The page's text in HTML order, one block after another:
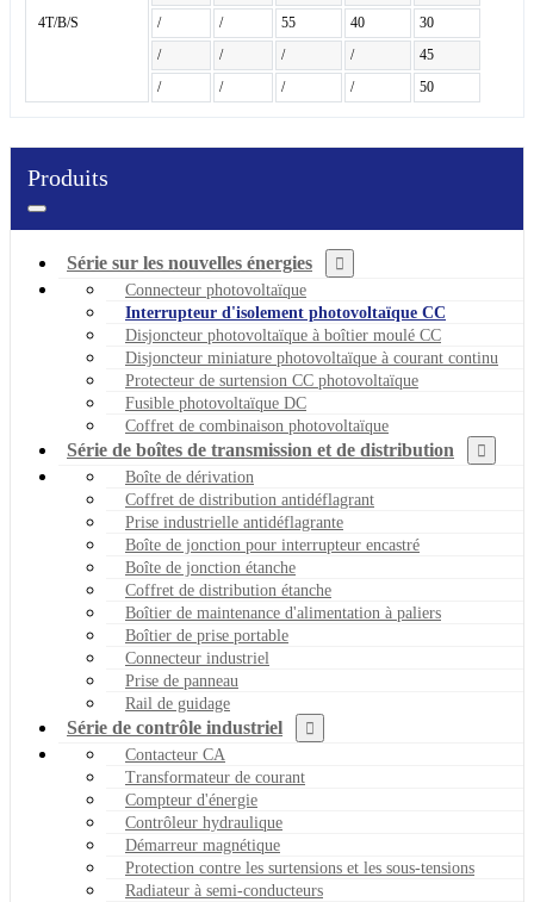
4T/B/S
/
/ 55 40
30
/
/ / /
45
/
/ / / 50
Produits
Série sur les nouvelles énergies
Connecteur photovoltaïque
Interrupteur d'isolement photovoltaïque CC
Disjoncteur photovoltaïque à boîtier moulé CC
Disjoncteur miniature photovoltaïque à courant continu
Protecteur de surtension CC photovoltaïque
Fusible photovoltaïque DC
Coffret de combinaison photovoltaïque
Série de boîtes de transmission et de distribution
Boîte de dérivation
Coffret de distribution antidéflagrant
Prise industrielle antidéflagrante
Boîte de jonction pour interrupteur encastré
Boîte de jonction étanche
Coffret de distribution étanche
Boîtier de maintenance d'alimentation à paliers
Boîtier de prise portable
Connecteur industriel
Prise de panneau
Rail de guidage
Série de contrôle industriel
Contacteur CA
Transformateur de courant
Compteur d'énergie
Contrôleur hydraulique
Démarreur magnétique
Protection contre les surtensions et les sous-tensions
Radiateur à semi-conducteurs